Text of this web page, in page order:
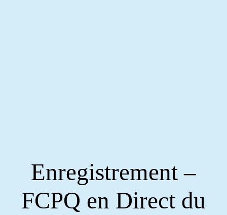
Enregistrement –
FCPQ en Direct du